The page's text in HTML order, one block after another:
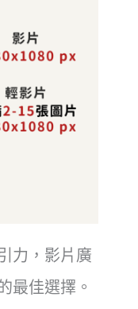
力，影片廣
最佳選擇。